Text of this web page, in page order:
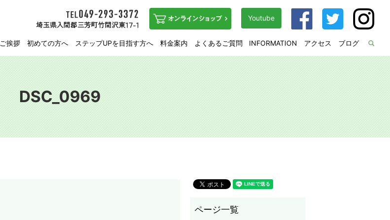
ご挨拶 初めての方へ ステップUPを目指す方へ 料金案内 よくあるご質問 INFORMATION アクセス ブログ
Youtube
DSC_0969